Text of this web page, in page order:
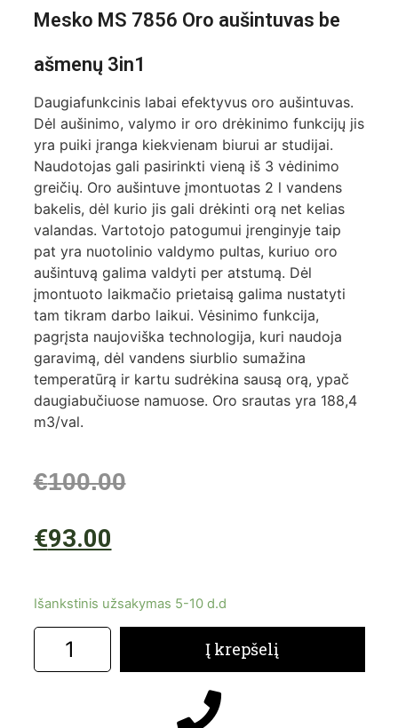
Mesko MS 7856 Oro aušintuvas be
ašmenų 3in1
Daugiafunkcinis labai efektyvus oro aušintuvas.
Dėl aušinimo, valymo ir oro drėkinimo funkcijų jis
yra puiki įranga kiekvienam biurui ar studijai.
Naudotojas gali pasirinkti vieną iš 3 vėdinimo
greičių. Oro aušintuve įmontuotas 2 l vandens
bakelis, dėl kurio jis gali drėkinti orą net kelias
valandas. Vartotojo patogumui įrenginyje taip
pat yra nuotolinio valdymo pultas, kuriuo oro
aušintuvą galima valdyti per atstumą. Dėl
įmontuoto laikmačio prietaisą galima nustatyti
tam tikram darbo laikui. Vėsinimo funkcija,
pagrįsta naujoviška technologija, kuri naudoja
garavimą, dėl vandens siurblio sumažina
temperatūrą ir kartu sudrėkina sausą orą, ypač
daugiabučiuose namuose. Oro srautas yra 188,4
m3/val.
€100.00
€93.00
Išankstinis užsakymas 5-10 d.d
Į krepšelį